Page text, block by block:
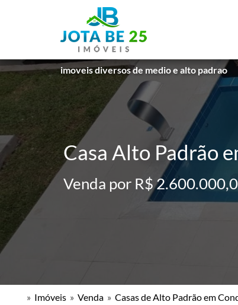
imoveis diversos de medio e alto padrao
Casa Alto Padrão
Venda por R$
» Imóveis » Venda » Casas de Alto Padrão em